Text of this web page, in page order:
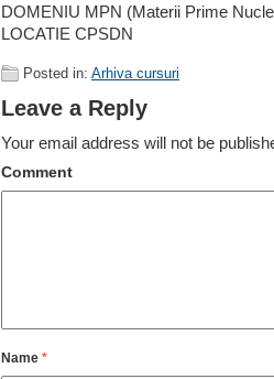
DOMENIU MPN (Materii Prime
LOCATIE CPSDN
Posted in: Arhiva cursuri
Leave a Reply
Your email address will not be
Comment
Name *